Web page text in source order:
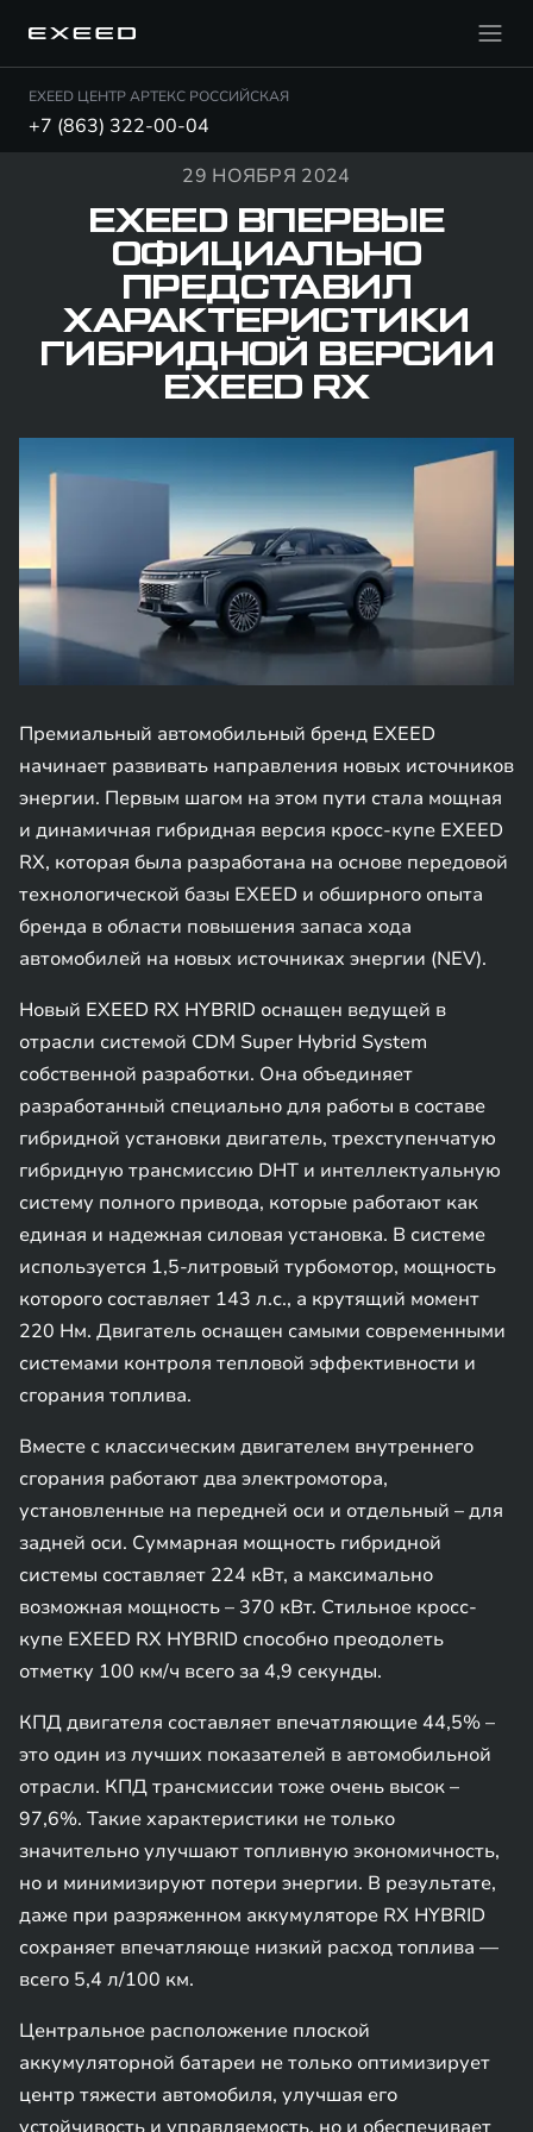
EXEED ЦЕНТР АРТЕКС РОССИЙСКАЯ
+7 (863) 322-00-04
29 НОЯБРЯ 2024
EXEED ВПЕРВЫЕ
ОФИЦИАЛЬНО
ПРЕДСТАВИЛ
ХАРАКТЕРИСТИКИ
ГИБРИДНОЙ ВЕРСИИ
EXEED RX
Премиальный автомобильный бренд EXEED
начинает развивать направления новых источников
энергии. Первым шагом на этом пути стала мощная
и динамичная гибридная версия кросс-купе EXEED
RX, которая была разработана на основе передовой
технологической базы EXEED и обширного опыта
бренда в области повышения запаса хода
автомобилей на новых источниках энергии (NEV).
Новый EXEED RX HYBRID оснащен ведущей в
отрасли системой CDM Super Hybrid System
собственной разработки. Она объединяет
разработанный специально для работы в составе
гибридной установки двигатель, трехступенчатую
гибридную трансмиссию DHT и интеллектуальную
систему полного привода, которые работают как
единая и надежная силовая установка. В системе
используется 1,5-литровый турбомотор, мощность
которого составляет 143 л.с., а крутящий момент
220 Нм. Двигатель оснащен самыми современными
системами контроля тепловой эффективности и
сгорания топлива.
Вместе с классическим двигателем внутреннего
сгорания работают два электромотора,
установленные на передней оси и отдельный – для
задней оси. Суммарная мощность гибридной
системы составляет 224 кВт, а максимально
возможная мощность – 370 кВт. Стильное кросс-
купе EXEED RX HYBRID способно преодолеть
отметку 100 км/ч всего за 4,9 секунды.
КПД двигателя составляет впечатляющие 44,5% –
это один из лучших показателей в автомобильной
отрасли. КПД трансмиссии тоже очень высок –
97,6%. Такие характеристики не только
значительно улучшают топливную экономичность,
но и минимизируют потери энергии. В результате,
даже при разряженном аккумуляторе RX HYBRID
сохраняет впечатляюще низкий расход топлива —
всего 5,4 л/100 км.
Центральное расположение плоской
аккумуляторной батареи не только оптимизирует
центр тяжести автомобиля, улучшая его